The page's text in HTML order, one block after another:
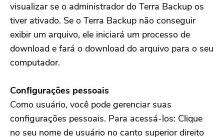
visualizar se o administrador do Terra Backup os
tiver ativado. Se o Terra Backup não conseguir
exibir um arquivo, ele iniciará um processo de
download e fará o download do arquivo para o seu
computador.
Conﬁgurações pessoais
Como usuário, você pode gerenciar suas
configurações pessoais. Para acessá-los: Clique
no seu nome de usuário no canto superior direito